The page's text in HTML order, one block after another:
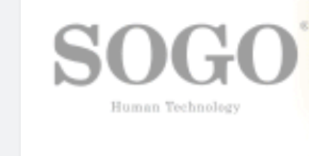
INICIO
EMPRESAS
GUÍA DE COMPRA